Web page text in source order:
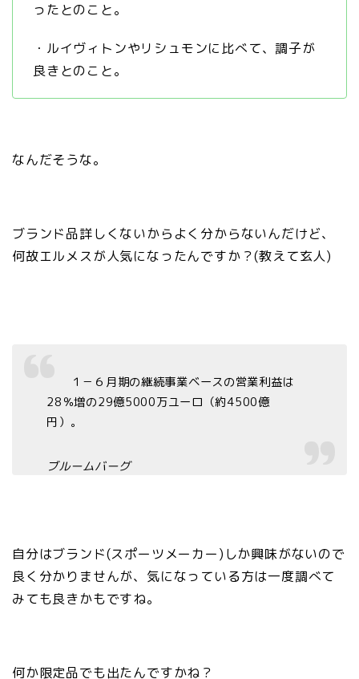
ったとのこと。
・ルイヴィトンやリシュモンに比べて、調子が
良きとのこと。
なんだそうな。
ブランド品詳しくないからよく分からないんだけど、
何故エルメスが人気になったんですか？(教えて玄人)
１－６月期の継続事業ベースの営業利益は
28％増の29億5000万ユーロ（約4500億
円）。
ブルームバーグ
自分はブランド(スポーツメーカー)しか興味がないので
良く分かりませんが、気になっている方は一度調べて
みても良きかもですね。
何か限定品でも出たんですかね？